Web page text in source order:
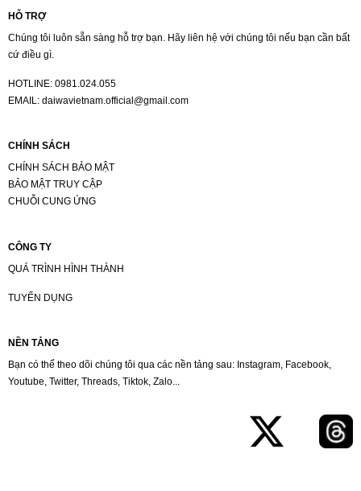
HỖ TRỢ
Chúng tôi luôn sẵn sàng hỗ trợ bạn. Hãy liên hệ với chúng tôi nếu bạn cần bất
cứ điều gì.
HOTLINE: 0981.024.055
EMAIL: daiwavietnam.official@gmail.com
CHÍNH SÁCH
CHÍNH SÁCH BẢO MẬT
BẢO MẬT TRUY CẬP
CHUỖI CUNG ỨNG
CÔNG TY
QUÁ TRÌNH HÌNH THÀNH
TUYỂN DỤNG
NỀN TẢNG
Bạn có thể theo dõi chúng tôi qua các nền tảng sau: Instagram, Facebook,
Youtube, Twitter, Threads, Tiktok, Zalo...